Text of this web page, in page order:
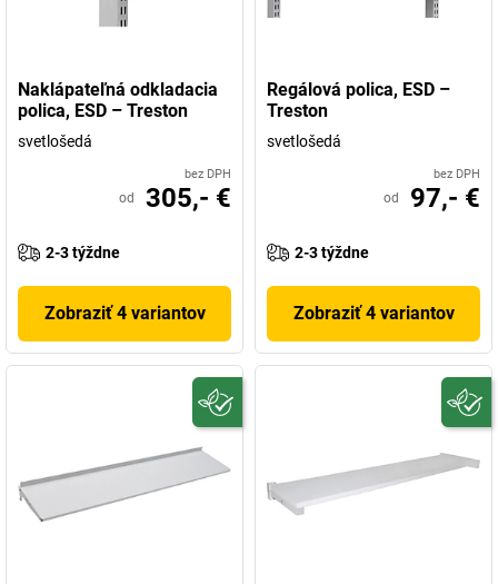
Naklápateľná odkladacia
polica, ESD – Treston
svetlošedá
bez DPH
od 305,- €
2-3 týždne
Zobraziť 4 variantov
Regálová polica, ESD –
Treston
svetlošedá
bez DPH
od 97,- €
2-3 týždne
Zobraziť 4 variantov